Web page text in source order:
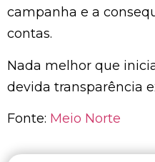
campanha e a
contas.
Nada melhor que
devida transparência
Fonte: Meio Norte